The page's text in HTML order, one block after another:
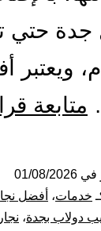
جدة حتي
متابعة
في 01/08/2026
خدمات، أفضل
دولاب بجدة،